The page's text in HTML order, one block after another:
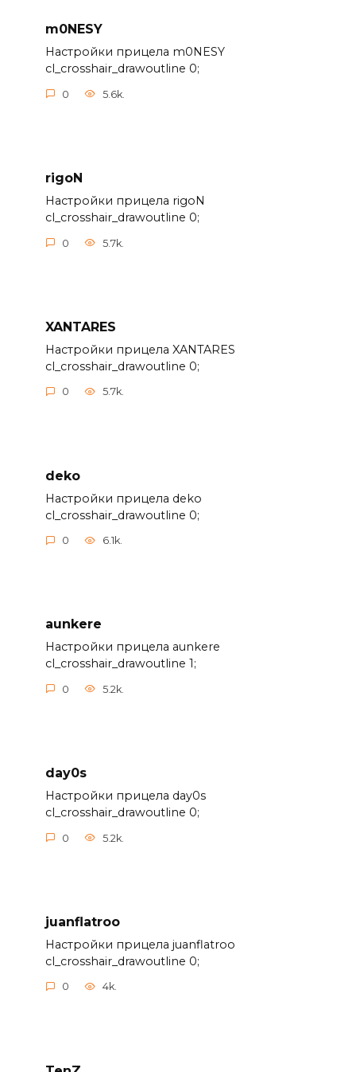
m0NESY
Настройки прицела m0NESY
cl_crosshair_drawoutline 0;
0 5.6k.
rigoN
Настройки прицела rigoN
cl_crosshair_drawoutline 0;
0 5.7k.
XANTARES
Настройки прицела XANTARES
cl_crosshair_drawoutline 0;
0 5.7k.
deko
Настройки прицела deko
cl_crosshair_drawoutline 0;
0 6.1k.
aunkere
Настройки прицела aunkere
cl_crosshair_drawoutline 1;
0 5.2k.
day0s
Настройки прицела day0s
cl_crosshair_drawoutline 0;
0 5.2k.
juanflatroo
Настройки прицела juanflatroo
cl_crosshair_drawoutline 0;
0 4k.